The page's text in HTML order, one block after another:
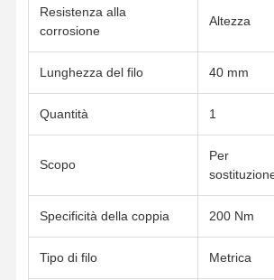
Resistenza alla
corrosione
Altezza
Lunghezza del filo 40 mm
Quantità 1
Scopo
Per
Specificità della coppia 200 Nm
Tipo di filo Metrica